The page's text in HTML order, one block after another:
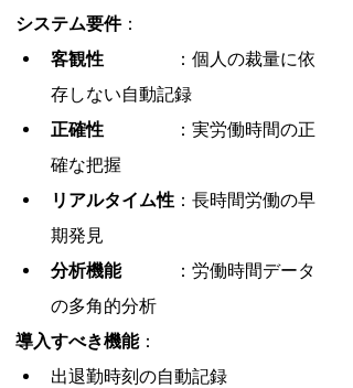
システム要件：
客観性
：個人の裁量に依
存しない自動記録
正確性
：実労働時間の正
確な把握
リアルタイム性 ：長時間労働の早
期発見
分析機能
：労働時間データ
の多角的分析
導入すべき機能：
出退勤時刻の自動記録